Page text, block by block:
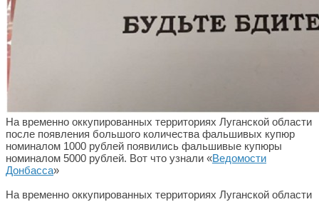
На временно оккупированных территориях Луганской области
после появления большого количества фальшивых купюр
номиналом 1000 рублей появились фальшивые купюры
номиналом 5000 рублей. Вот что узнали «Ведомости
Донбасса»
На временно оккупированных территориях Луганской области